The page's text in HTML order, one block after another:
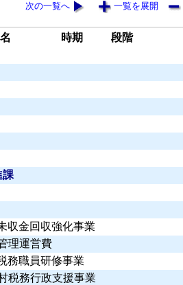
次の一覧へ 一覧を展開
時期 段階
課
収金回収強化事業
理運営費
務職員研修事業
税務行政支援事業